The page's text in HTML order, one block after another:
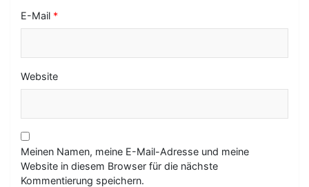
E-Mail *
Website
Meinen Namen, meine E-Mail-Adresse und meine
Website in diesem Browser für die nächste
Kommentierung speichern.